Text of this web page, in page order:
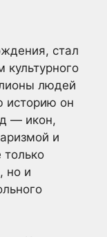
стал
культурного
людей
историю он
— икон,
и
но и